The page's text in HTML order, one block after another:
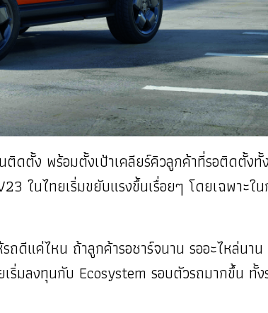
ติดตั้ง พร้อมตั้งเป้าเคลียร์คิวลูกค้าที่รอติดตั้ง
ในไทยเริ่มขยับแรงขึ้นเรื่อยๆ โดยเฉพาะใ
ดีแค่ไหน ถ้าลูกค้ารอชาร์จนาน รออะไหล่นา
มลงทุนกับ Ecosystem รอบตัวรถมากขึ้น ทั้ง